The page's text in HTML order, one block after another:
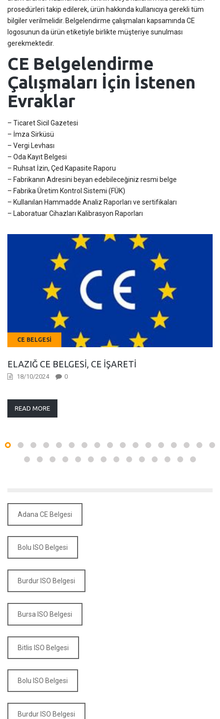
prosedürleri takip edilerek, ürün hakkında kullanıcıya gerekli tüm
bilgiler verilmelidir. Belgelendirme çalışmaları kapsamında CE
logosunun da ürün etiketiyle birlikte müşteriye sunulması
gerekmektedir.
CE Belgelendirme
Çalışmaları İçin İstenen
Evraklar
– Ticaret Sicil Gazetesi
– İmza Sirküsü
– Vergi Levhası
– Oda Kayıt Belgesi
– Ruhsat İzin, Çed Kapasite Raporu
– Fabrikanın Adresini beyan edebileceğiniz resmi belge
– Fabrika Üretim Kontrol Sistemi (FÜK)
– Kullanılan Hammadde Analiz Raporları ve sertifikaları
– Laboratuar Cihazları Kalibrasyon Raporları
CE BELGESI
ELAZIĞ CE BELGESI, CE İŞARETI
18/10/2024 0
READ MORE
Adana CE Belgesi
Bolu ISO Belgesi
Burdur ISO Belgesi
Bursa ISO Belgesi
Bitlis ISO Belgesi
Bolu ISO Belgesi
Burdur ISO Belgesi